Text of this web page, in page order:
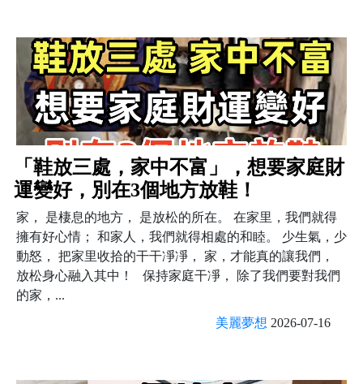
「鞋放三處，家中不富」，想要家庭財
運變好，別在3個地方放鞋！
家， 是棲息的地方， 是放松的所在。 在家里，我們就得
擁有好心情； 和家人，我們就得相處的和睦。 少生氣，少
動怒， 把家里收拾的干干凈凈， 家，才能真的讓我們，
放松身心融入其中！ 保持家庭干凈， 除了我們要對我們
的家，...
美麗夢想 2026-07-16